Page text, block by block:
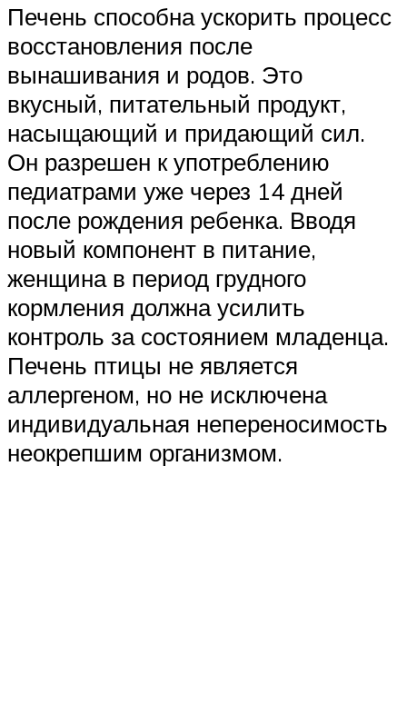
Печень способна ускорить процесс
восстановления после
вынашивания и родов. Это
вкусный, питательный продукт,
насыщающий и придающий сил.
Он разрешен к употреблению
педиатрами уже через 14 дней
после рождения ребенка. Вводя
новый компонент в питание,
женщина в период грудного
кормления должна усилить
контроль за состоянием младенца.
Печень птицы не является
аллергеном, но не исключена
индивидуальная непереносимость
неокрепшим организмом.